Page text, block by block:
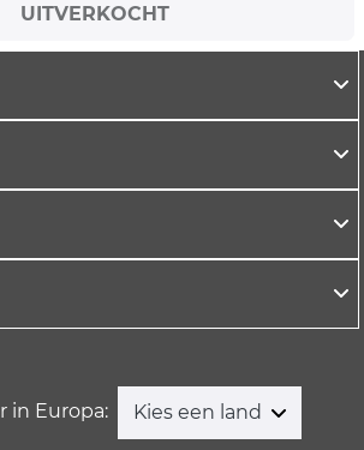
UITVERKOCHT
in Europa: Kies een land